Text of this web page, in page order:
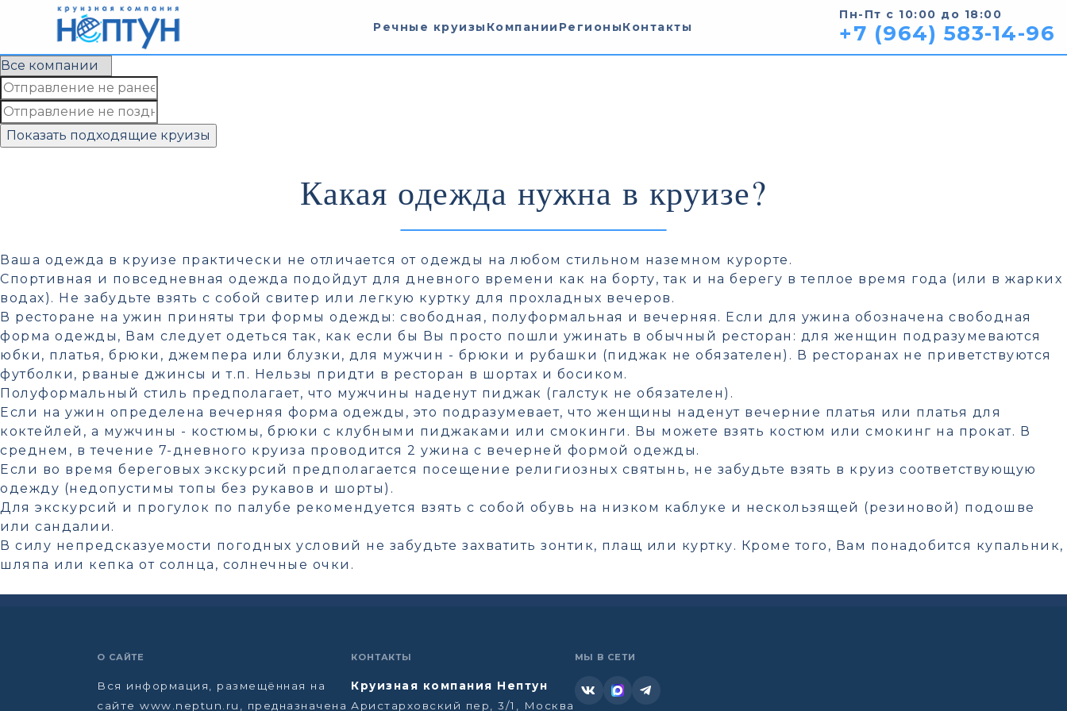
Речные круизы Компании РегионыКонтакты
Пн-Пт с 10:00 до 18:00
+7 (964) 583-14-96
Морские круизы и путешествия
Более 10 000 круизов по всему миру
Лучшие круизы по всему миру
Показать подходящие круизы
Какая одежда нужна в круизе?
Ваша одежда в круизе практически не отличается от одежды на любом стильном наземном курорте.
Спортивная и повседневная одежда подойдут для дневного времени как на борту, так и на берегу в теплое время года (или в жарких
водах). Не забудьте взять с собой свитер или легкую куртку для прохладных вечеров.
В ресторане на ужин приняты три формы одежды: свободная, полуформальная и вечерняя. Если для ужина обозначена свободная
форма одежды, Вам следует одеться так, как если бы Вы просто пошли ужинать в обычный ресторан: для женщин подразумеваются
юбки, платья, брюки, джемпера или блузки, для мужчин - брюки и рубашки (пиджак не обязателен). В ресторанах не приветствуются
футболки, рваные джинсы и т.п. Нельзы придти в ресторан в шортах и босиком.
Полуформальный стиль предполагает, что мужчины наденут пиджак (галстук не обязателен).
Если на ужин определена вечерняя форма одежды, это подразумевает, что женщины наденут вечерние платья или платья для
коктейлей, а мужчины - костюмы, брюки с клубными пиджаками или смокинги. Вы можете взять костюм или смокинг на прокат. В
среднем, в течение 7-дневного круиза проводится 2 ужина с вечерней формой одежды.
Если во время береговых экскурсий предполагается посещение религиозных святынь, не забудьте взять в круиз соответствующую
одежду (недопустимы топы без рукавов и шорты).
Для экскурсий и прогулок по палубе рекомендуется взять с собой обувь на низком каблуке и нескользящей (резиновой) подошве
или сандалии.
В силу непредсказуемости погодных условий не забудьте захватить зонтик, плащ или куртку. Кроме того, Вам понадобится купальник,
шляпа или кепка от солнца, солнечные очки.
О САЙТЕ
Вся информация, размещённая на
сайте www.neptun.ru, предназначена
КОНТАКТЫ
Круизная компания Нептун
Аристарховский пер, 3/1, Москва
МЫ В СЕТИ